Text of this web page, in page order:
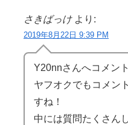
さきばっけ より:
2019年8月22日 9:39 PM
Y20nnさんへコメン
ヤフオクでもコメン
すね！
中には質問たくさん